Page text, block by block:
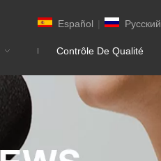
Español | Pусский
Contrôle De Qualité